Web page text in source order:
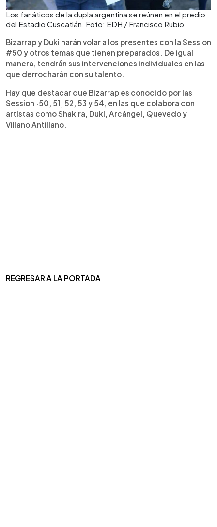
Los fanáticos de la dupla argentina se reúnen en el predio
del Estadio Cuscatlán. Foto: EDH / Francisco Rubio
Bizarrap y Duki harán volar a los presentes con la Session
#50 y otros temas que tienen preparados. De igual
manera, tendrán sus intervenciones individuales en las
que derrocharán con su talento.
Hay que destacar que Bizarrap es conocido por las
Session ·50, 51, 52, 53 y 54, en las que colabora con
artistas como Shakira, Duki, Arcángel, Quevedo y
Villano Antillano.
REGRESAR A LA PORTADA